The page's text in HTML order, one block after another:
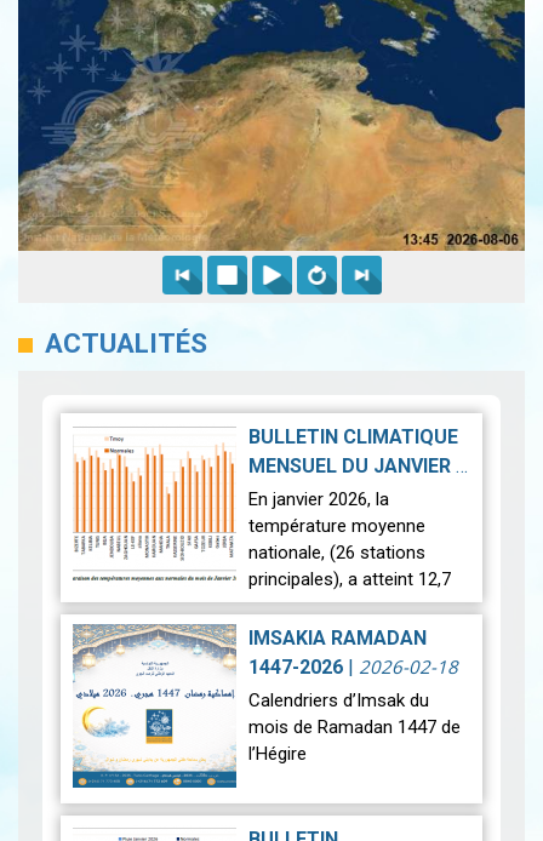
ACTUALITÉS
BULLETIN CLIMATIQUE
MENSUEL DU JANVIER |
2026-02-23
En janvier 2026, la
température moyenne
nationale, (26 stations
principales), a atteint 12,7
°c, soit une anomalie
positive de +1,4 °c par
rapport à la moyenne de
IMSAKIA RAMADAN
1447-2026
2026-02-18
Calendriers d’Imsak du
mois de Ramadan 1447 de
l’Hégire
Ci-dessous les calendriers
d’Imsak du mois de